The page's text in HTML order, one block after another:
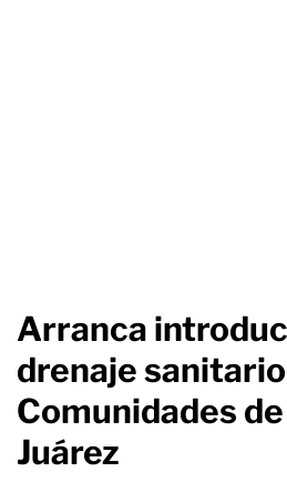
Arranca
drenaje
Comunidades
Juárez